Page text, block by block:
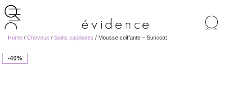
de
Home / Cheveux / Soins capillaires / Mousse coiffante – Suncoat
-40%